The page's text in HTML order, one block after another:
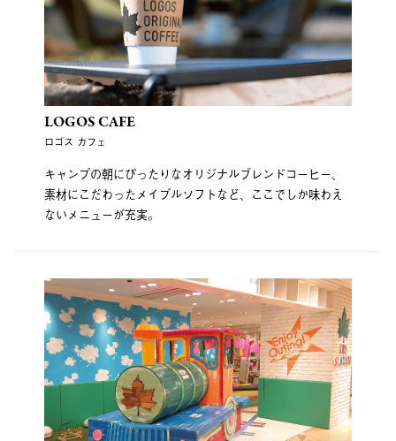
LOGOS CAFE
ロゴス カフェ
キャンプの朝にぴったりなオリジナルブレンドコーヒー、
素材にこだわったメイプルソフトなど、ここでしか味わえ
ないメニューが充実。